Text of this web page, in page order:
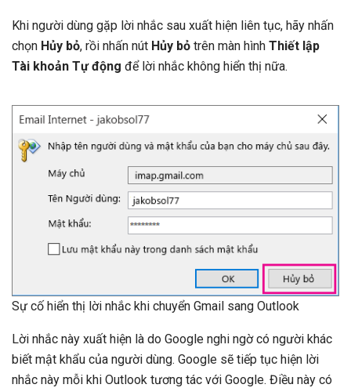
Khi người dùng gặp lời nhắc sau xuất hiện liên tục, hãy nhấn
chọn Hủy bỏ, rồi nhấn nút Hủy bỏ trên màn hình Thiết lập
Tài khoản Tự động để lời nhắc không hiển thị nữa.
Sự cố hiển thị lời nhắc khi chuyển Gmail sang Outlook
Lời nhắc này xuất hiện là do Google nghi ngờ có người khác
biết mật khẩu của người dùng. Google sẽ tiếp tục hiện lời
nhắc này mỗi khi Outlook tương tác với Google. Điều này có